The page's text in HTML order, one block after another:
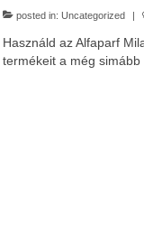
posted in: Uncategorized |
Használd az Alfaparf
termékeit a még